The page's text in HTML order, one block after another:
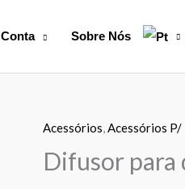
Conta Sobre Nós
Acessórios,Acessórios P/
Difusor para
Quantidade
de
Difusor